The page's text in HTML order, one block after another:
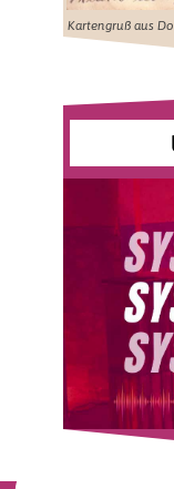
Kartengruß aus